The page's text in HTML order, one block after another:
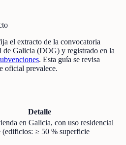
el extracto de la convocatoria
Galicia (DOG) y registrado en la
. Esta guía se revisa
oficial prevalece.
Detalle
en Galicia, con uso residencial
(edificios: ≥ 50 % superficie